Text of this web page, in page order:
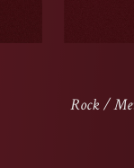
Rock /